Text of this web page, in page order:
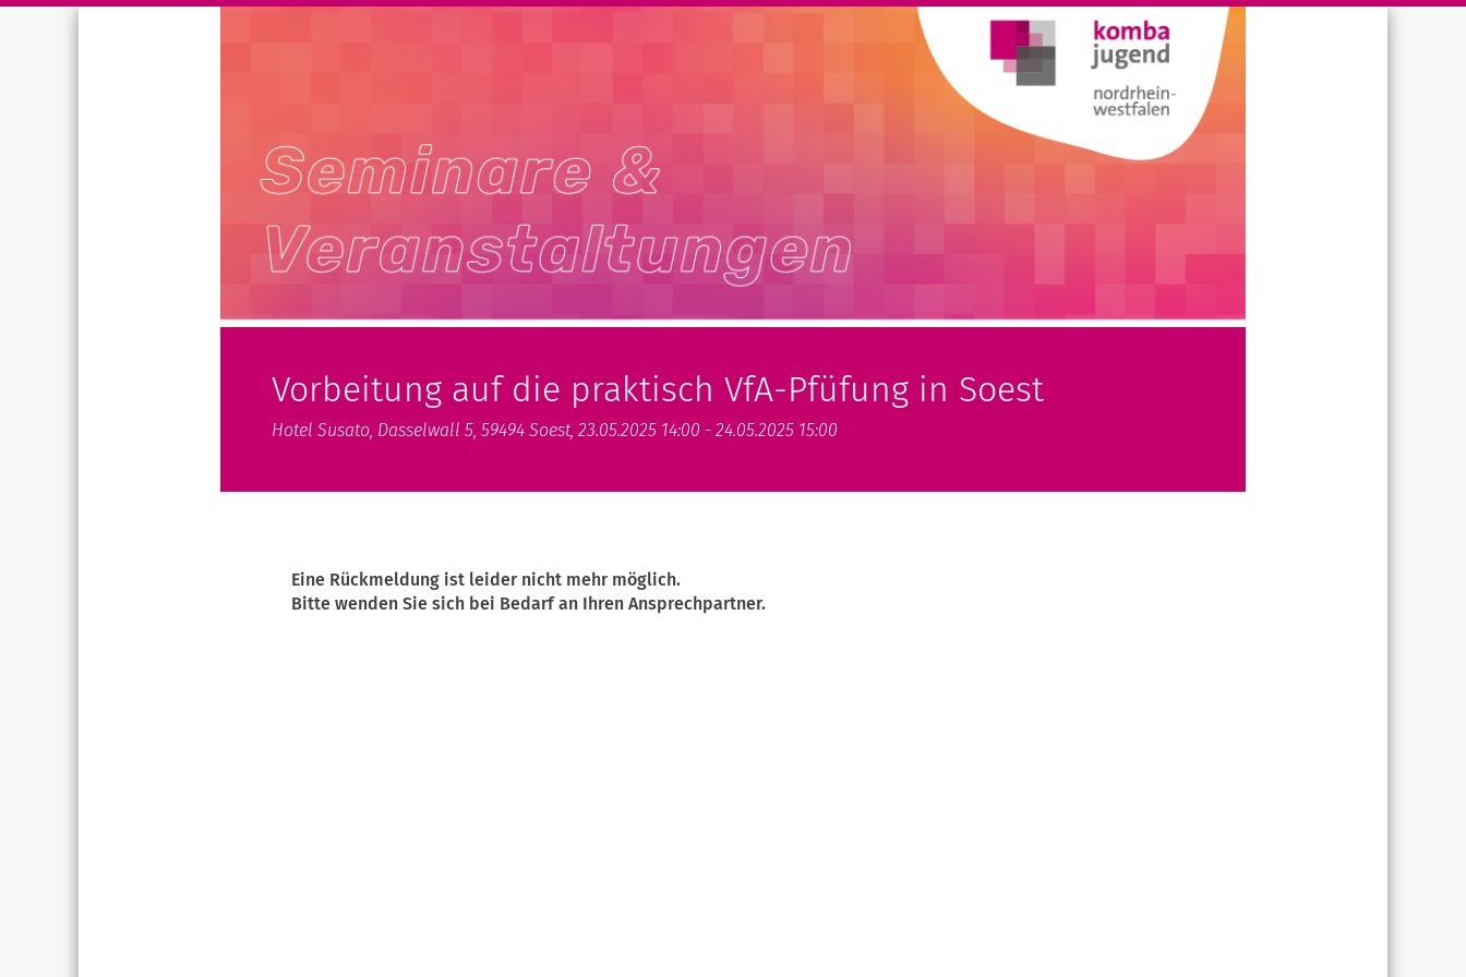
Vorbeitung auf die praktisch VfA-Pfüfung in Soest
Hotel Susato, Dasselwall 5, 59494 Soest, 23.05.2025 14:00 - 24.05.2025 15:00
Eine Rückmeldung ist leider nicht mehr möglich.
Bitte wenden Sie sich bei Bedarf an Ihren Ansprechpartner.